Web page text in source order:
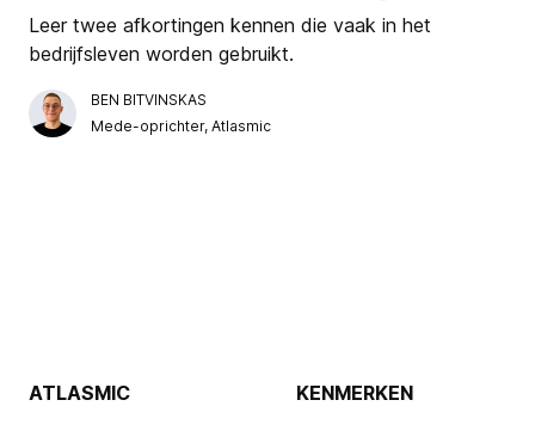
Leer twee afkortingen kennen die vaak in het
bedrijfsleven worden gebruikt.
BEN BITVINSKAS
Mede-oprichter, Atlasmic
ATLASMIC KENMERKEN